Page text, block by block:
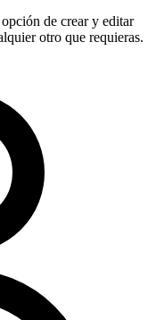
de crear y editar
otro que requieras.